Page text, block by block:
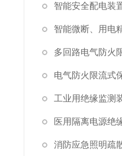
智能安全配电装
智能微断、用电
多回路电气防火
电气防火限流式
工业用绝缘监测
医用隔离电源绝
消防应急照明疏